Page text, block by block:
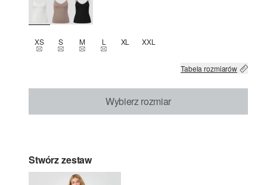
XSTEN ROZMIAR JEST OBECNIE NIEDOSTĘPNY
STEN ROZMIAR JEST OBECNIE NIEDOSTĘPNY
MTEN ROZMIAR JEST OBECNIE NIEDOSTĘPNY
LTEN ROZMIAR JEST OBECNIE NIEDOSTĘPNY
XL XXL
Tabela rozmiarów
Wybierz rozmiar
Stwórz zestaw